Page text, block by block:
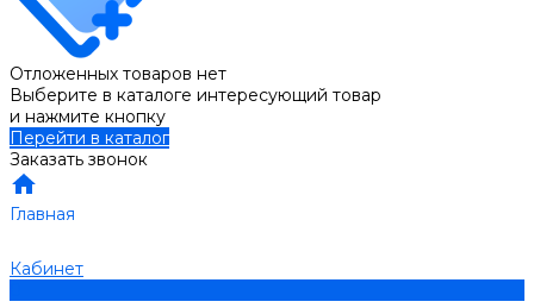
Отложенных товаров нет
Выберите в каталоге интересующий товар
и нажмите кнопку
Перейти в каталог
Заказать звонок
Главная
Кабинет